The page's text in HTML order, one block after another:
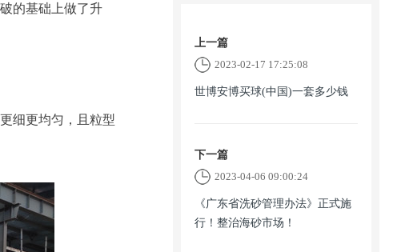
的基础上做了升
细更均匀，且粒型
上一篇
2023-02-17 17:25:08
世博安博买球(中国)一套多少钱
下一篇
2023-04-06 09:00:24
《广东省洗砂管理办法》正式施
行！整治海砂市场！